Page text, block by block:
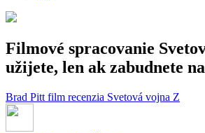
Filmové spracovanie
užijete, len ak zabudnete
Brad Pitt film recenzia Svetová vojna Z